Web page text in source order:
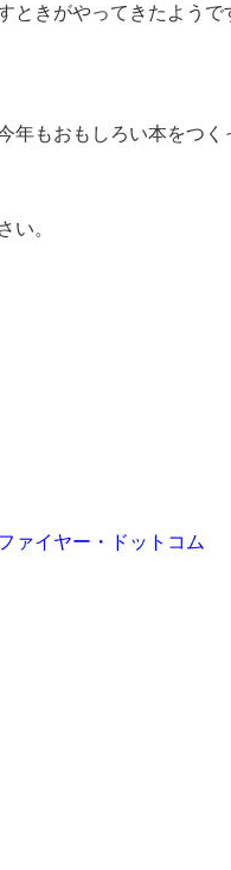
ときがやってきたよう
年もおもしろい本をつく
い。
ァイヤー・ドットコム